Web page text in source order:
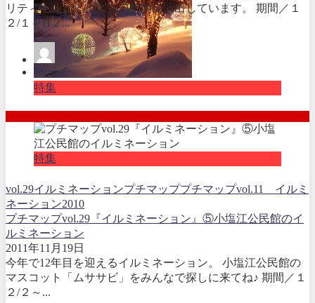
特集
リティッシュヒルズを幻想的に演出しています。 期間／１
２/１～H２...
admin
特集
vol.29イルミネーションプチマッププチマップvol.11 イルミ
ネーション2010
プチマップvol.29『イルミネーション』⑤小塩江公民館のイ
ルミネーション
2011年11月19日
今年で12年目を迎えるイルミネーション。 小塩江公民館の
マスコット「ムササビ」をみんなで探しに来てね♪ 期間／１
２/２～...